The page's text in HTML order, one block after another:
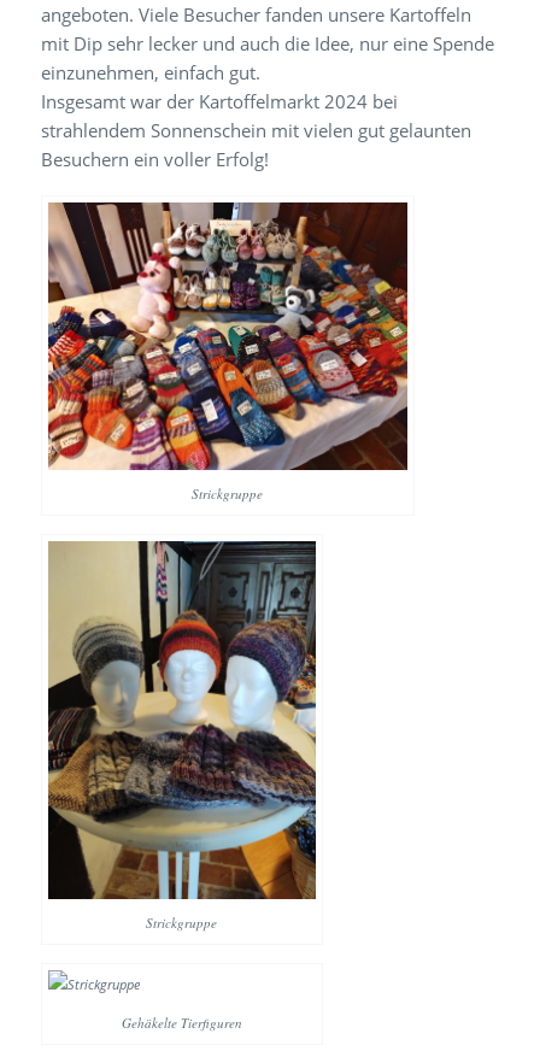
angeboten. Viele Besucher fanden unsere Kartoffeln
mit Dip sehr lecker und auch die Idee, nur eine Spende
einzunehmen, einfach gut.
Insgesamt war der Kartoffelmarkt 2024 bei
strahlendem Sonnenschein mit vielen gut gelaunten
Besuchern ein voller Erfolg!
Strickgruppe
Strickgruppe
Gehäkelte Tierfiguren